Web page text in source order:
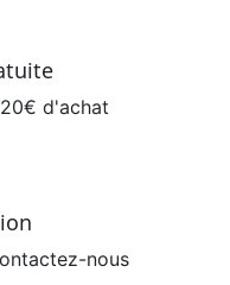
d'achat
nous